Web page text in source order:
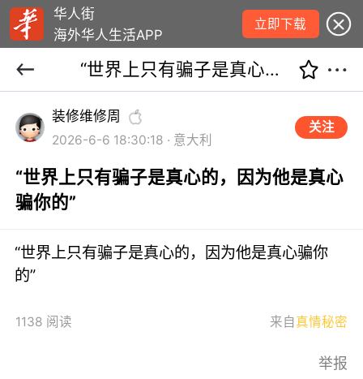
华人街
海外华人生活APP
立即下载
“世界上只有骗子是真心的，因为他是真心骗你的”
装修维修周
2026-6-6 18:30:18 · 意大利
关注
“世界上只有骗子是真心的，因为他是真心
骗你的”
“世界上只有骗子是真心的，因为他是真心骗你
的”
1138 阅读 来自真情秘密
举报